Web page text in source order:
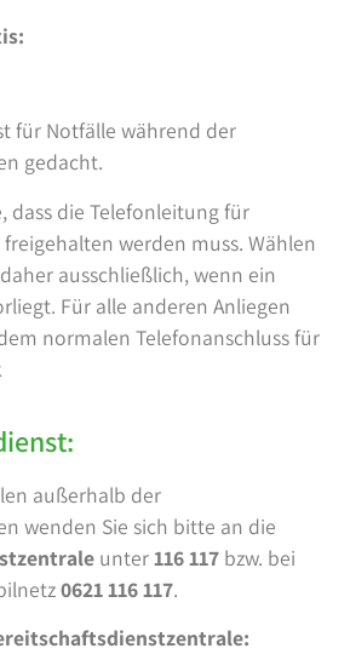
für Notfälle während der
gedacht.
dass die Telefonleitung für
werden muss. Wählen
ausschließlich, wenn ein
Für alle anderen Anliegen
normalen Telefonanschluss für
außerhalb der
wenden Sie sich bitte an die
unter116 117 bzw. bei
0621 116 117.